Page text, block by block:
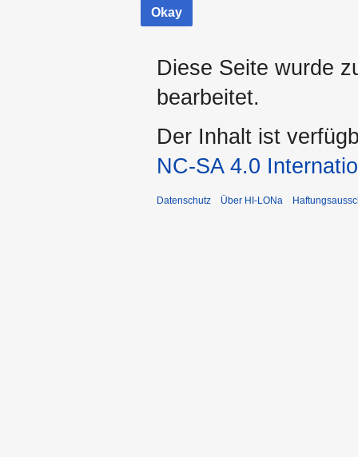
Okay
Diese Seite wurde
bearbeitet.
Der Inhalt ist
NC-SA 4.0
Datenschutz Über HI-LONa